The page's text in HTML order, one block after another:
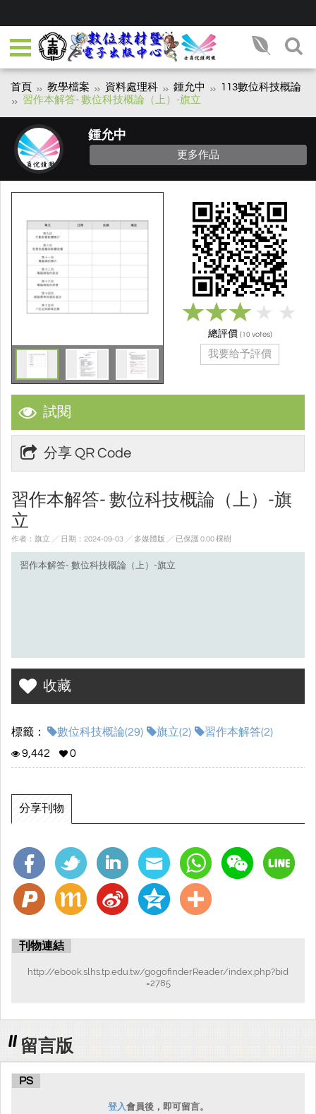
首頁 教學檔案 資料處理科 鍾允中
113數位科技概論
習作本解答- 數位科技概論（上）-旗立
鍾允中
更多作品
試閱
分享 QR Code
習作本解答- 數位科技概論（上）-旗
立
作者：旗立 ╱ 日期：2024-09-03 ╱ 多媒體版 ╱ 已保護 0.00 棵樹
習作本解答- 數位科技概論（上）-旗立
收藏
標籤： 數位科技概論(29) 旗立(2)
習作本解答(2)
9,442
0
分享刊物
刊物連結
http://ebook.slhs.tp.edu.tw/gogofinderReader/index.php?bid
=2785
留言版
PS
登入會員後，即可留言。
總評價 (10 votes)
我要给予評價